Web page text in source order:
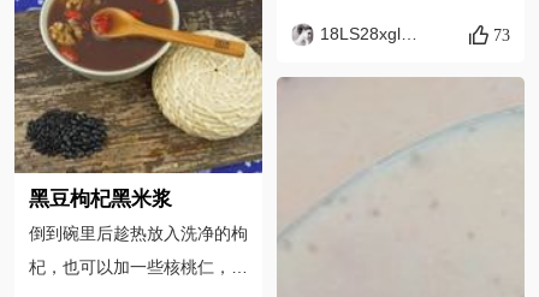
黑豆枸杞黑米浆
倒到碗里后趁热放入洗净的枸
杞，也可以加一些核桃仁，喷
桃粥】做好啦。
18LS28xgl零落 73